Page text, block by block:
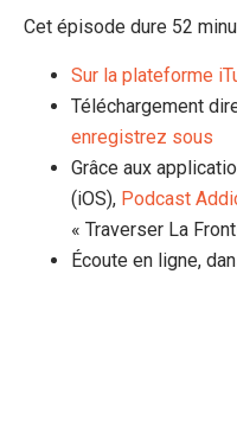
Cet épisode dure 52
Sur la plateforme
Téléchargement
enregistrez sous
Grâce aux
(iOS), Podcast
« Traverser La
Écoute en ligne,